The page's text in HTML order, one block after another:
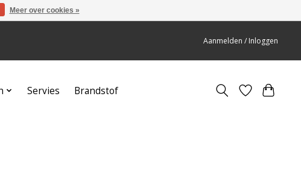
Aanmelden / Inloggen
Servies Brandstof
Meer over cookies »